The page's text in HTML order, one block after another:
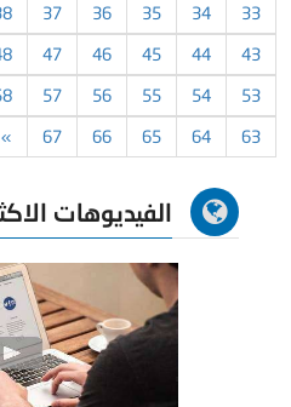
33
34
35
36
37
43
44
45
46
47
53
54
55
56
57
63
64
65
66
67
»
الفيديوهات